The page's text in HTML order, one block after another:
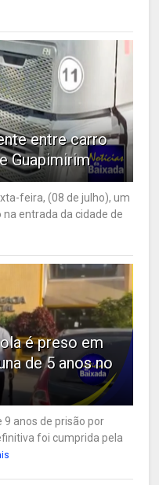
entre carro
Guapimirim
feira, (08 de julho), um
entrada da cidade de
é preso em
de 5 anos no
anos de prisão por
foi cumprida pela